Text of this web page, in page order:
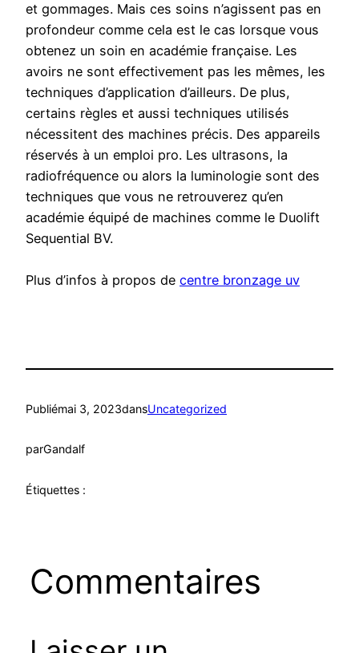
et gommages. Mais ces soins n’agissent pas en
profondeur comme cela est le cas lorsque vous
obtenez un soin en académie française. Les
avoirs ne sont effectivement pas les mêmes, les
techniques d’application d’ailleurs. De plus,
certains règles et aussi techniques utilisés
nécessitent des machines précis. Des appareils
réservés à un emploi pro. Les ultrasons, la
radiofréquence ou alors la luminologie sont des
techniques que vous ne retrouverez qu’en
académie équipé de machines comme le Duolift
Sequential BV.
Plus d’infos à propos de centre bronzage uv
Publiémai 3, 2023dansUncategorized
parGandalf
Étiquettes :
Commentaires